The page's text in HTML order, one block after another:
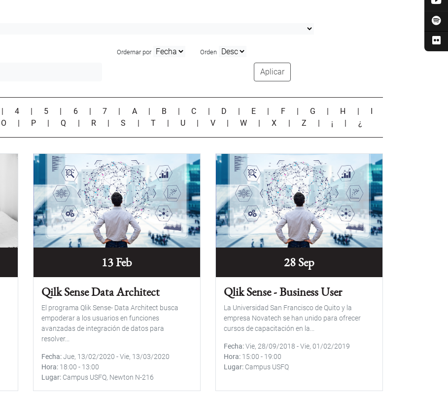
Ordernar por Orden
Aplicar
4 5 6 |7 A B C D E F G H
O P |Q R |S T U V W |X Z ¡ ¿
13 Feb
Qilk Sense Data Architect
El programa Qlik Sense- Data Architect busca
empoderar a los usuarios en funciones
avanzadas de integración de datos para
resolver...
Fecha Jue, 13/02/2020 -Vie, 13/03/2020
Hora 18:00 - 13:00
Lugar Campus USFQ, Newton N-216
28 Sep
Qlik Sense - Business User
La Universidad San Francisco de Quito y la
empresa Novatech se han unido para ofrecer
cursos de capacitación en la...
Fecha Vie, 28/09/2018 -Vie, 01/02/2019
Hora 15:00 - 19:00
Lugar Campus USFQ